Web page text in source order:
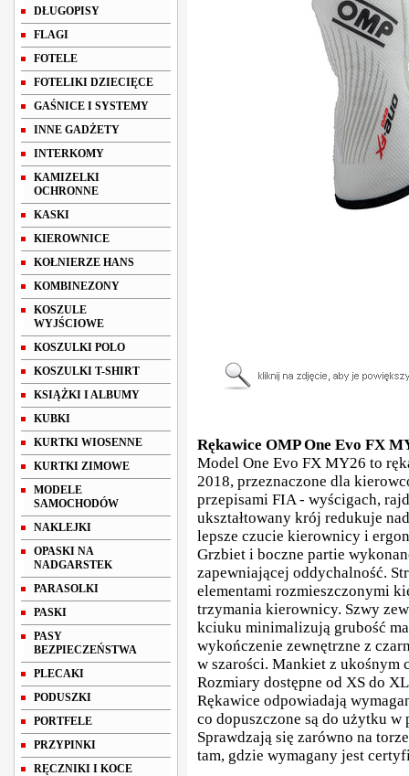
DŁUGOPISY
FLAGI
FOTELE
FOTELIKI DZIECIĘCE
GAŚNICE I SYSTEMY
INNE GADŻETY
INTERKOMY
KAMIZELKI
OCHRONNE
KASKI
KIEROWNICE
KOŁNIERZE HANS
KOMBINEZONY
KOSZULE
WYJŚCIOWE
KOSZULKI POLO
KOSZULKI T-SHIRT
KSIĄŻKI I ALBUMY
KUBKI
KURTKI WIOSENNE
KURTKI ZIMOWE
MODELE
SAMOCHODÓW
NAKLEJKI
OPASKI NA
NADGARSTEK
PARASOLKI
PASKI
PASY
BEZPIECZEŃSTWA
PLECAKI
PODUSZKI
PORTFELE
PRZYPINKI
RĘCZNIKI I KOCE
Rękawice OMP One Evo FX
Model One Evo FX MY26 to
2018, przeznaczone dla
przepisami FIA - wyścigach,
ukształtowany krój redukuje
lepsze czucie kierownicy i
Grzbiet i boczne partie
zapewniającej oddychalność.
elementami rozmieszczonymi
trzymania kierownicy. Szwy
kciuku minimalizują grubość
wykończenie zewnętrzne z
w szarości. Mankiet z ukośnym
Rozmiary dostępne od XS do
Rękawice odpowiadają
co dopuszczone są do użytku
Sprawdzają się zarówno na
tam, gdzie wymagany jest